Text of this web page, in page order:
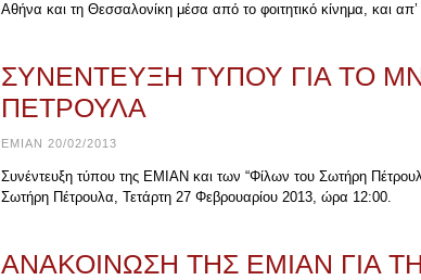
Αθήνα και τη Θεσσαλονίκη μέσα από το φοιτητικό κίνημα, και
ΣΥΝΕΝΤΕΥΞΗ ΤΥΠΟΥ ΓΙΑ ΤΟ
ΠΕΤΡΟΥΛΑ
EMIAN 20/02/2013
Συνέντευξη τύπου της ΕΜΙΑΝ και των “Φίλων του Σωτήρη
Σωτήρη Πέτρουλα, Τετάρτη 27 Φεβρουαρίου 2013, ώρα 12:00.
ΑΝΑΚΟΙΝΩΣΗ ΤΗΣ ΕΜΙΑΝ ΓΙΑ